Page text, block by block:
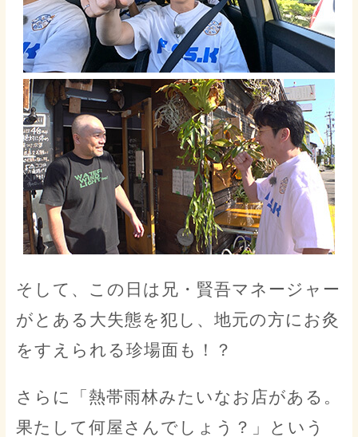
そして、この日は兄・賢吾マネージャー
がとある大失態を犯し、地元の方にお灸
をすえられる珍場面も！？
さらに「熱帯雨林みたいなお店がある。
果たして何屋さんでしょう？」という